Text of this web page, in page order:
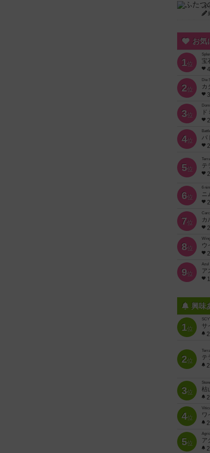
お気
1位
宝
2位
Die
カ
3位
4位
バ
5位
テ
6位
6
ニ
7位
カ
8位
ウ
9位
Azul
ア
興味
1位
サ
2位
テ
3位
枯
4位
ワ
5位
ア